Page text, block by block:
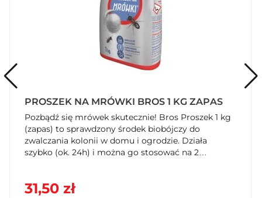
PROSZEK NA MRÓWKI BROS 1 KG ZAPAS
Pozbądź się mrówek skutecznie! Bros Proszek 1 kg
(zapas) to sprawdzony środek biobójczy do
zwalczania kolonii w domu i ogrodzie. Działa
szybko (ok. 24h) i można go stosować na 2
31,50 zł